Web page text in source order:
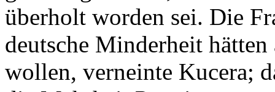
überholt worden sei. Die
deutsche Minderheit
wollen, verneinte Kucera;